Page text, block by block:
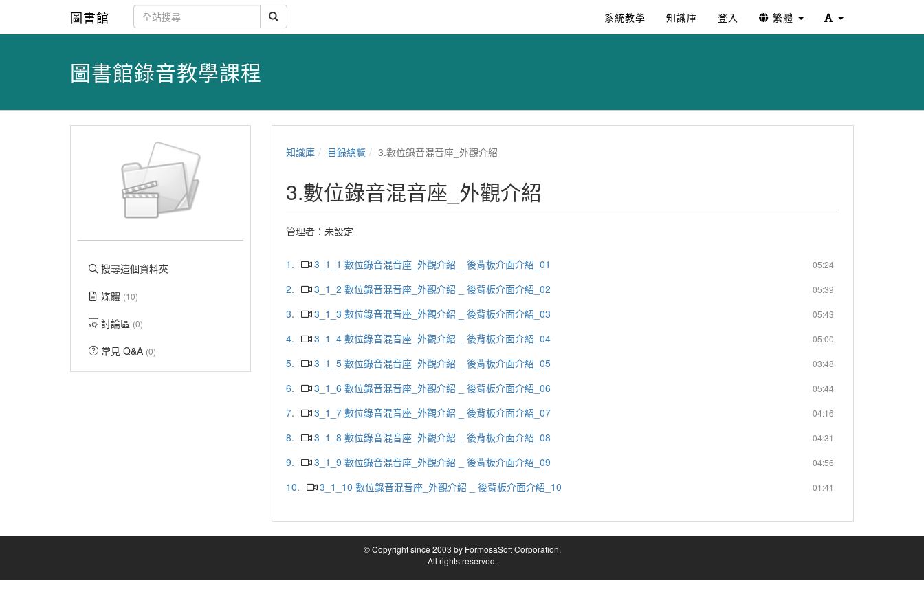
圖書館 系統教學 知識庫 登入 繁體
圖書館錄音教學課程
搜尋這個資料夾
媒體 (10)
討論區 (0)
常見 Q&A (0)
知識庫 目錄總覽 3.數位錄音混音座_外觀介紹
3.數位錄音混音座_外觀介紹
管理者：未設定
1. 05:24
3_1_1 數位錄音混音座_外觀介紹 _ 後背板介面介紹_01
2.
05:39
3_1_2 數位錄音混音座_外觀介紹 _ 後背板介面介紹_02
3.
05:43
3_1_3 數位錄音混音座_外觀介紹 _ 後背板介面介紹_03
4.
05:00
3_1_4 數位錄音混音座_外觀介紹 _ 後背板介面介紹_04
5.
03:48
3_1_5 數位錄音混音座_外觀介紹 _ 後背板介面介紹_05
6.
05:44
3_1_6 數位錄音混音座_外觀介紹 _ 後背板介面介紹_06
7.
04:16
3_1_7 數位錄音混音座_外觀介紹 _ 後背板介面介紹_07
8.
04:31
3_1_8 數位錄音混音座_外觀介紹 _ 後背板介面介紹_08
9.
04:56
3_1_9 數位錄音混音座_外觀介紹 _ 後背板介面介紹_09
10.
01:41
3_1_10 數位錄音混音座_外觀介紹 _ 後背板介面介紹_10
© Copyright since 2003 by FormosaSoft Corporation.
All rights reserved.